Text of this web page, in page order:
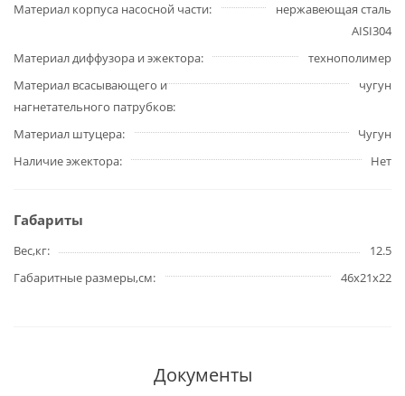
Материал корпуса насосной части
нержавеющая сталь
AISI304
Материал диффузора и эжектора
технополимер
Материал всасывающего и
нагнетательного патрубков
чугун
Материал штуцера
Чугун
Наличие эжектора
Нет
Габариты
Вес,кг
12.5
Габаритные размеры,см
46х21х22
Документы